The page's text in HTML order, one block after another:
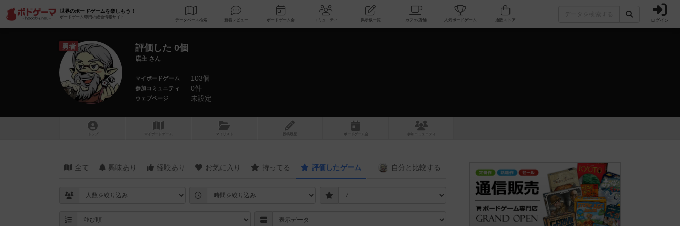
世界のボードゲームを楽しもう！
ボードゲーム専門の総合情報サイト
データベース 検索 新着レビュー ボードゲーム会 コミュニティ 掲示板一覧 カフェ/店舗 人気ボードゲーム ログイン
勇者 評価した 0個
店主 さん
マイボードゲーム 103個
参加コミュニティ 0件
ウェブページ 未設定
トップ マイボードゲーム マイリスト 投稿履歴 ボ ドゲ ーム コミュニティ
全て 興味あり 経験あり お気に入り 持ってる 評価したゲーム 自分と 比較する